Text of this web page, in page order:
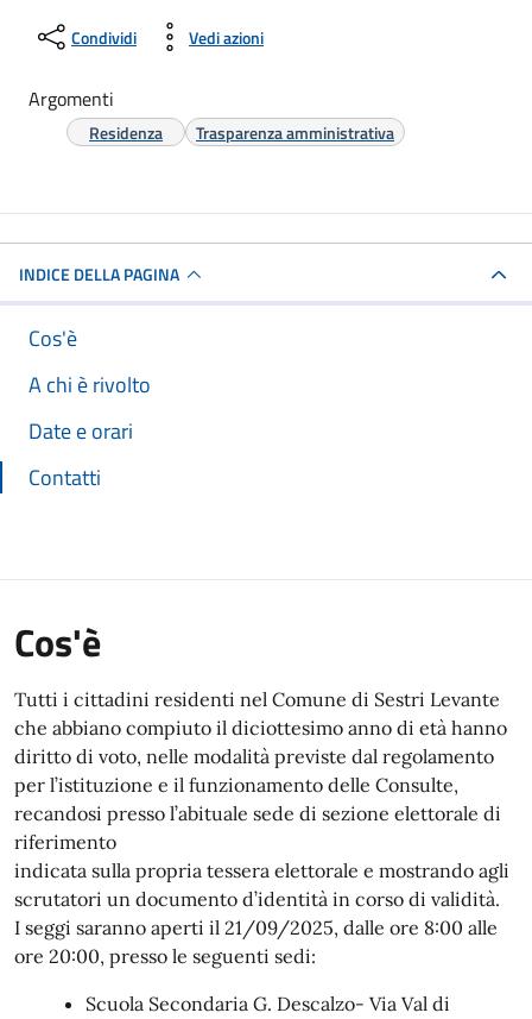
Condividi Vedi azioni
Argomenti
Residenza Trasparenza amministrativa
INDICE DELLA PAGINA
Cos'è
A chi è rivolto
Date e orari
Contatti
Cos'è
Tutti i cittadini residenti nel Comune di Sestri Levante
che abbiano compiuto il diciottesimo anno di età hanno
diritto di voto, nelle modalità previste dal regolamento
per l’istituzione e il funzionamento delle Consulte,
recandosi presso l’abituale sede di sezione elettorale di
riferimento
indicata sulla propria tessera elettorale e mostrando agli
scrutatori un documento d’identità in corso di validità.
I seggi saranno aperti il 21/09/2025, dalle ore 8:00 alle
ore 20:00, presso le seguenti sedi:
Scuola Secondaria G. Descalzo- Via Val di